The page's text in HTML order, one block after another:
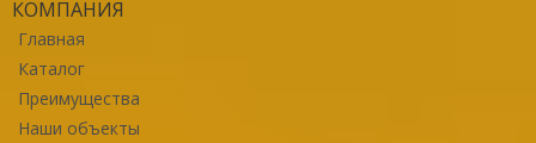
КОМПАНИЯ
Главная
Каталог
Преимущества
Наши объекты